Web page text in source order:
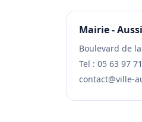
Mairie -
Boulevard de
Tel : 05 63 97
contact@ville-